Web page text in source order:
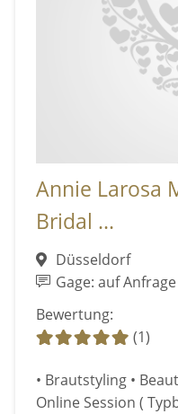
Annie Larosa
Bridal ...
Düsseldorf
Gage: auf Anfrage
Bewertung:
(1)
• Brautstyling •
Online Session (